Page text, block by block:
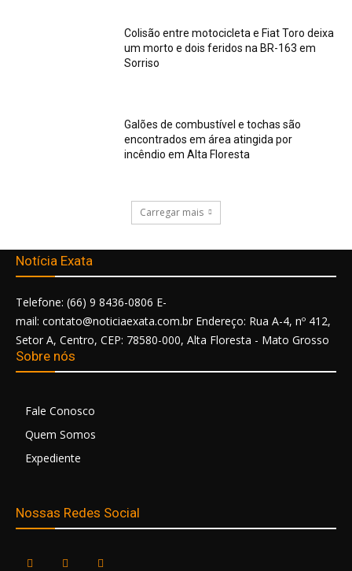
Colisão entre motocicleta e Fiat Toro deixa
um morto e dois feridos na BR-163 em
Sorriso
Galões de combustível e tochas são
encontrados em área atingida por
incêndio em Alta Floresta
Carregar mais
Notícia Exata
Telefone: (66) 9 8436-0806 E-
mail: contato@noticiaexata.com.br Endereço: Rua A-4, nº 412,
Setor A, Centro, CEP: 78580-000, Alta Floresta - Mato Grosso
Sobre nós
Fale Conosco
Quem Somos
Expediente
Nossas Redes Social